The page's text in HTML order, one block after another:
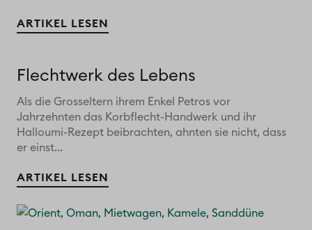
ARTIKEL LESEN
Flechtwerk des Lebens
Als die Grosseltern ihrem Enkel Petros vor
Jahrzehnten das Korbflecht-Handwerk und ihr
Halloumi-Rezept beibrachten, ahnten sie nicht, dass
er einst...
ARTIKEL LESEN